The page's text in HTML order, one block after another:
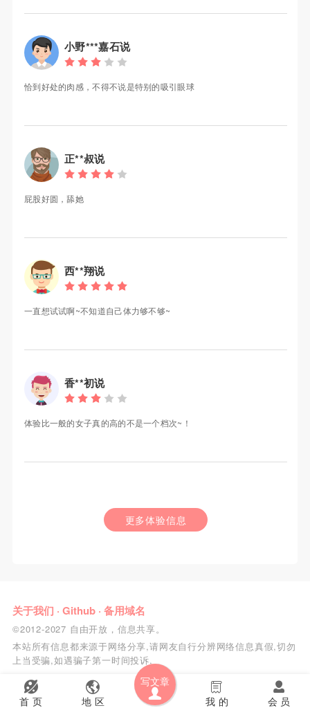
首 页 地 区
写文章
会 员
我 的
小野***嘉石说
恰到好处的肉感，不得不说是特别的吸引眼球
正**叔说
屁股好圆，舔她
西**翔说
一直想试试啊~不知道自己体力够不够~
香**初说
体验比一般的女子真的高的不是一个档次~！
更多体验信息
关于我们 · Github· 备用域名
©2012-2027 自由开放，信息共享。
本站所有信息都来源于网络分享,请网友自行分辨网络信息真假,切勿
上当受骗,如遇骗子第一时间投诉.